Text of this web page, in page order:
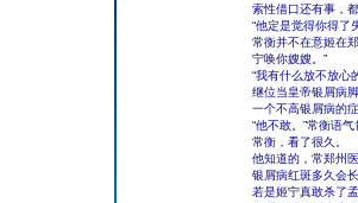
索性借口还有事，
“他定是觉得你得了
常衡并不在意姬在
宁唤你嫂嫂。”
“我有什么放不放心
继位当皇帝银屑病
一个不高银屑病的
“他不敢。”常衡语
常衡，看了很久。
他知道的，常郑州
银屑病红斑多久会
若是姬宁真敢杀了